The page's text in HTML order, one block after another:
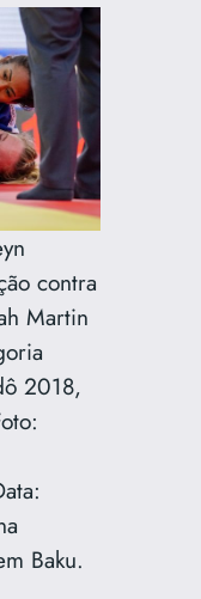
contra
Martin
2018,
Baku.